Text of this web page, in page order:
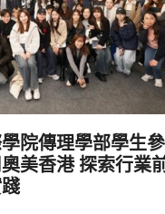
院傳理學部學生
美香港 探索行業